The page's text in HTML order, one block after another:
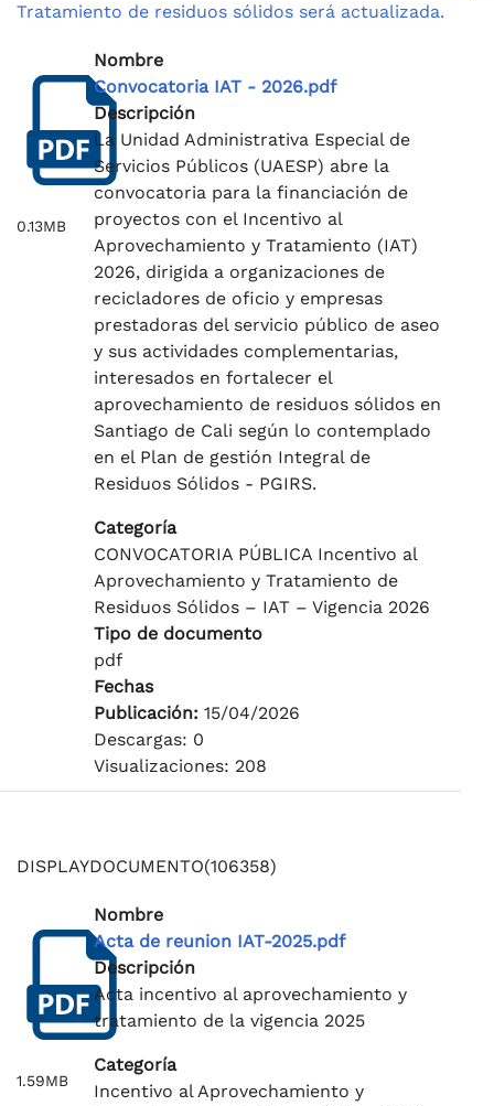
Tratamiento de residuos sólidos será actualizada.
0.13MB
Nombre
Convocatoria IAT - 2026.pdf
Descripción
La Unidad Administrativa Especial de
Servicios Públicos (UAESP) abre la
convocatoria para la financiación de
proyectos con el Incentivo al
Aprovechamiento y Tratamiento (IAT)
2026, dirigida a organizaciones de
recicladores de oficio y empresas
prestadoras del servicio público de aseo
y sus actividades complementarias,
interesados en fortalecer el
aprovechamiento de residuos sólidos en
Santiago de Cali según lo contemplado
en el Plan de gestión Integral de
Residuos Sólidos - PGIRS.
Categoría
CONVOCATORIA PÚBLICA Incentivo al
Aprovechamiento y Tratamiento de
Residuos Sólidos – IAT – Vigencia 2026
Tipo de documento
pdf
Fechas
Publicación: 15/04/2026
Descargas: 0
Visualizaciones: 208
DISPLAYDOCUMENTO(106358)
1.59MB
Nombre
Acta de reunion IAT-2025.pdf
Descripción
Acta incentivo al aprovechamiento y
tratamiento de la vigencia 2025
Categoría
Incentivo al Aprovechamiento y